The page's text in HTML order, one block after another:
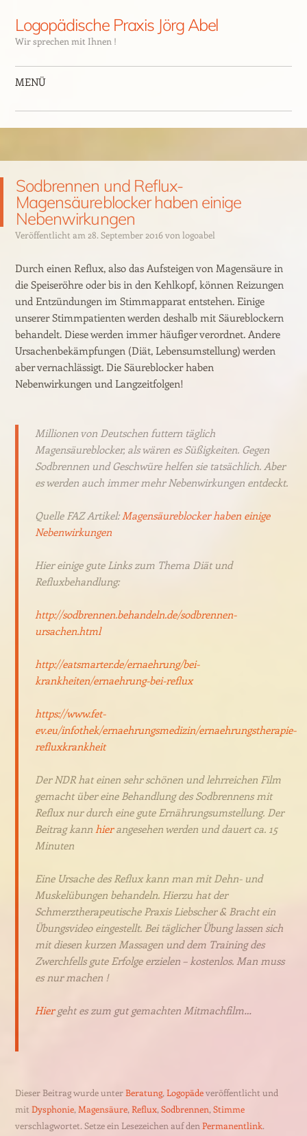
Logopädische Praxis Jörg Abel
Wir sprechen mit Ihnen !
MENÜ
Sodbrennen und Reflux-
Magensäureblocker haben einige
Nebenwirkungen
Veröffentlicht am 28. September 2016von logoabel
Durch einen Reflux, also das Aufsteigen von Magensäure in
die Speiseröhre oder bis in den Kehlkopf, können Reizungen
und Entzündungen im Stimmapparat entstehen. Einige
unserer Stimmpatienten werden deshalb mit Säureblockern
behandelt. Diese werden immer häufiger verordnet. Andere
Ursachenbekämpfungen (Diät, Lebensumstellung) werden
aber vernachlässigt. Die Säureblocker haben
Nebenwirkungen und Langzeitfolgen!
Millionen von Deutschen futtern täglich
Magensäureblocker, als wären es Süßigkeiten. Gegen
Sodbrennen und Geschwüre helfen sie tatsächlich. Aber
es werden auch immer mehr Nebenwirkungen entdeckt.
Quelle FAZ Artikel:Magensäureblocker haben einige
Nebenwirkungen
Hier einige gute Links zum Thema Diät und
Refluxbehandlung:
http://sodbrennen.behandeln.de/sodbrennen-
ursachen.html
http://eatsmarter.de/ernaehrung/bei-
krankheiten/ernaehrung-bei-reflux
https://www.fet-
ev.eu/infothek/ernaehrungsmedizin/ernaehrungstherapie-
refluxkrankheit
Der NDR hat einen sehr schönen und lehrreichen Film
gemacht über eine Behandlung des Sodbrennens mit
Reflux nur durch eine gute Ernährungsumstellung. Der
Beitrag kann hierangesehen werden und dauert ca. 15
Minuten
Eine Ursache des Reflux kann man mit Dehn- und
Muskelübungen behandeln. Hierzu hat der
Schmerztherapeutische Praxis Liebscher & Bracht ein
Übungsvideo eingestellt. Bei täglicher Übung lassen sich
mit diesen kurzen Massagen und dem Training des
Zwerchfells gute Erfolge erzielen – kostenlos. Man muss
es nur machen !
Hiergeht es zum gut gemachten Mitmachfilm…
Dieser Beitrag wurde unterBeratung, Logopädeveröffentlicht und
mit Dysphonie, Magensäure, Reflux, Sodbrennen, Stimme
verschlagwortet. Setze ein Lesezeichen auf den Permanentlink.